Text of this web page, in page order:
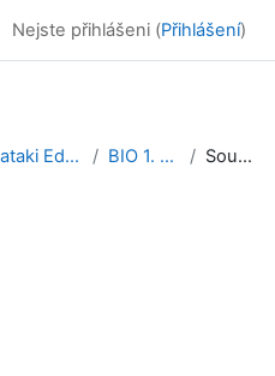
Nejste přihlášeni (Přihlášení)
Mgr. Pataki Eduard BIO 1. roč. Souhrn